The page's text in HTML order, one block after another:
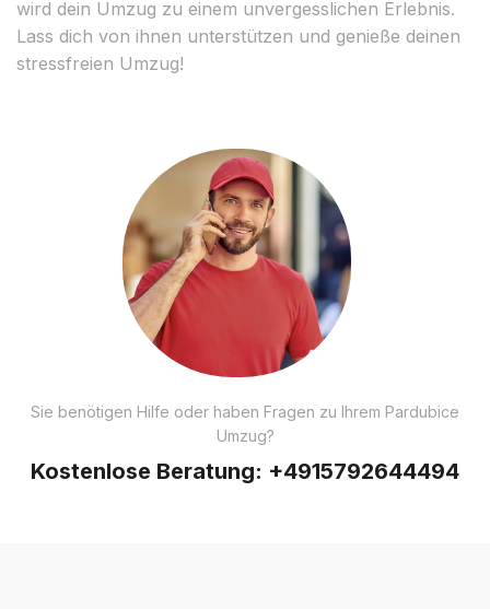
wird dein Umzug zu einem unvergesslichen Erlebnis.
Lass dich von ihnen unterstützen und genieße deinen
stressfreien Umzug!
Sie benötigen Hilfe oder haben Fragen zu Ihrem Pardubice
Umzug?
Kostenlose Beratung: +4915792644494